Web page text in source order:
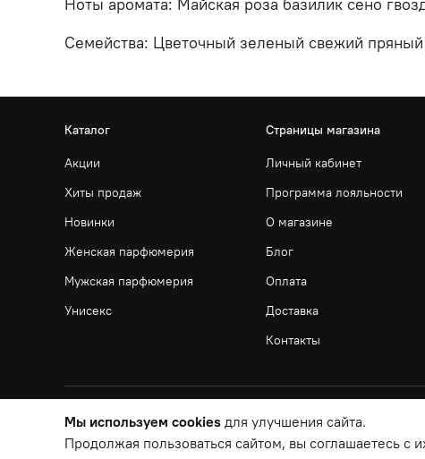
Семейства: Цветочный зеленый свежий
Каталог
Акции
Хиты продаж
Новинки
Женская парфюмерия
Мужская парфюмерия
Унисекс
Страницы магазина
Личный кабинет
Программа лояльности
О магазине
Блог
Оплата
Доставка
Контакты
Мы используем cookies для улучшения сайта.
Продолжая пользоваться сайтом, вы соглашаетесь с